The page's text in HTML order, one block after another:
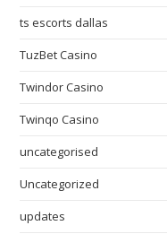
ts escorts dallas
TuzBet Casino
Twindor Casino
Twinqo Casino
uncategorised
Uncategorized
updates